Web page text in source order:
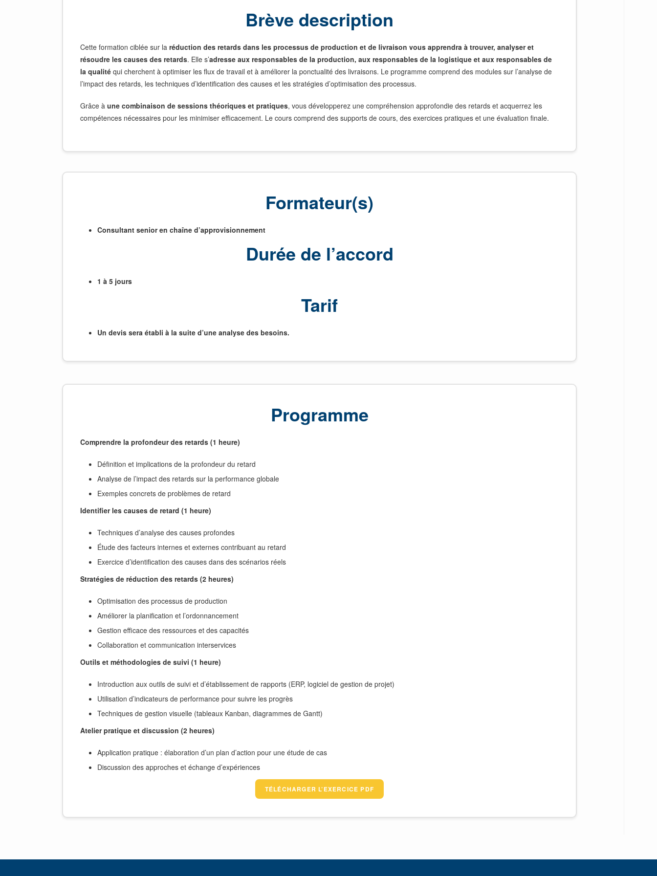
Brève description
Cette formation ciblée sur laréduction des retards dans les processus de production et de livraison vous apprendra à trouver, analyser et
résoudre les causes des retards. Elle s’adresse aux responsables de la production, aux responsables de la logistique et aux responsables de
la qualité qui cherchent à optimiser les flux de travail et à améliorer la ponctualité des livraisons. Le programme comprend des modules sur l’analyse de
l’impact des retards, les techniques d’identification des causes et les stratégies d’optimisation des processus.
Grâce àune combinaison de sessions théoriques et pratiques, vous développerez une compréhension approfondie des retards et acquerrez les
compétences nécessaires pour les minimiser efficacement. Le cours comprend des supports de cours, des exercices pratiques et une évaluation finale.
Formateur(s)
Consultant senior en chaîne d’approvisionnement
Durée de l’accord
1 à 5 jours
Tarif
Un devis sera établi à la suite d’une analyse des besoins.
Programme
Comprendre la profondeur des retards (1 heure)
Définition et implications de la profondeur du retard
Analyse de l’impact des retards sur la performance globale
Exemples concrets de problèmes de retard
Identifier les causes de retard (1 heure)
Techniques d’analyse des causes profondes
Étude des facteurs internes et externes contribuant au retard
Exercice d’identification des causes dans des scénarios réels
Stratégies de réduction des retards (2 heures)
Optimisation des processus de production
Améliorer la planification et l’ordonnancement
Gestion efficace des ressources et des capacités
Collaboration et communication interservices
Outils et méthodologies de suivi (1 heure)
Introduction aux outils de suivi et d’établissement de rapports (ERP, logiciel de gestion de projet)
Utilisation d’indicateurs de performance pour suivre les progrès
Techniques de gestion visuelle (tableaux Kanban, diagrammes de Gantt)
Atelier pratique et discussion (2 heures)
Application pratique : élaboration d’un plan d’action pour une étude de cas
Discussion des approches et échange d’expériences
TÉLÉCHARGER L’EXERCICE PDF